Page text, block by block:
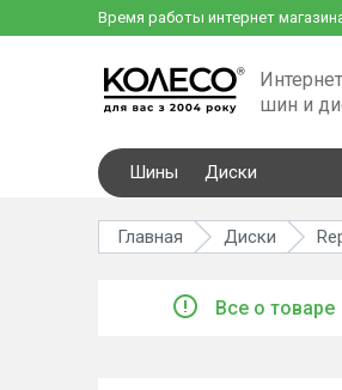
Время работы интернет
шин и
Шины Диски
Главная Диски
Все о товаре